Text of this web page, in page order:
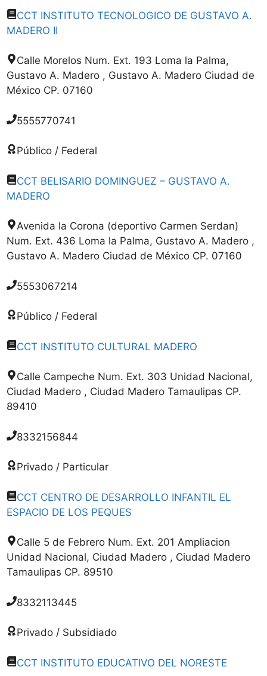
CCT INSTITUTO TECNOLOGICO DE GUSTAVO A.
MADERO II
Calle Morelos Num. Ext. 193 Loma la Palma,
Gustavo A. Madero , Gustavo A. Madero Ciudad de
México CP. 07160
5555770741
Público / Federal
CCT BELISARIO DOMINGUEZ – GUSTAVO A.
MADERO
Avenida la Corona (deportivo Carmen Serdan)
Num. Ext. 436 Loma la Palma, Gustavo A. Madero ,
Gustavo A. Madero Ciudad de México CP. 07160
5553067214
Público / Federal
CCT INSTITUTO CULTURAL MADERO
Calle Campeche Num. Ext. 303 Unidad Nacional,
Ciudad Madero , Ciudad Madero Tamaulipas CP.
89410
8332156844
Privado / Particular
CCT CENTRO DE DESARROLLO INFANTIL EL
ESPACIO DE LOS PEQUES
Calle 5 de Febrero Num. Ext. 201 Ampliacion
Unidad Nacional, Ciudad Madero , Ciudad Madero
Tamaulipas CP. 89510
8332113445
Privado / Subsidiado
CCT INSTITUTO EDUCATIVO DEL NORESTE